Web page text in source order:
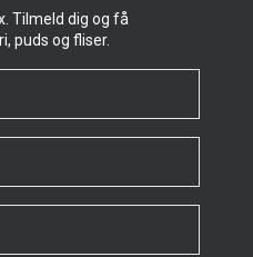
Tilmeld dig og få
puds og fliser.